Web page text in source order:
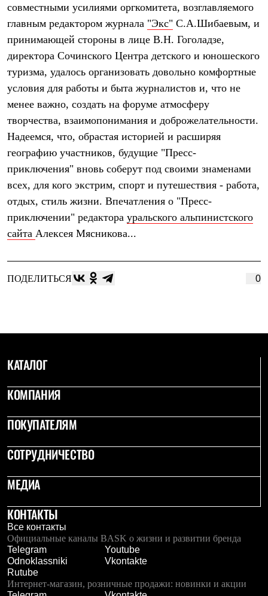
Куртки
Лёгкая одежда
Футболки
Брюки
Софтшелл одежда
Куртки
Флисовая одежда
Куртки
Брюки
Жилеты
Комбинезоны
Термобелье
Комплект термобелья
Снаряжение
Палатки и тенты
Палатки
Аксессуары для палаток
Рюкзаки
Городские
С синтетическим утеплителем
Сумки и баулы
Баулы
Сумки
Гермомешки
Полезные аксессуары
Книги
Коврики
Обувь
Сапоги
Ботинки
Мужская обувь
Ботинки
Кроссовки
Сапоги
Гамаши и бахилы
Гамаши
Бахилы
Тапочки и чуни
совместными усилиями оргкомитета, возглавляемого
главным редактором журнала "Экс" С.А.Шибаевым, и
принимающей стороны в лице В.Н. Гоголадзе,
директора Сочинского Центра детского и юношеского
туризма, удалось организовать довольно комфортные
условия для работы и быта журналистов и, что не
менее важно, создать на форуме атмосферу
творчества, взаимопонимания и доброжелательности.
Надеемся, что, обрастая историей и расширяя
географию участников, будущие "Пресс-
приключения" вновь соберут под своими знаменами
всех, для кого экстрим, спорт и путешествия - работа,
отдых, стиль жизни. Впечатления о "Пресс-
приключении" редактора уральского альпинистского
сайта Алексея Мясникова...
ПОДЕЛИТЬСЯ 0
КАТАЛОГ
КОМПАНИЯ
ПОКУПАТЕЛЯМ
СОТРУДНИЧЕСТВО
МЕДИА
КОНТАКТЫ
Все контакты
Официальные каналы BASK о жизни и развитии бренда
Telegram
Youtube
Odnoklassniki
Vkontakte
Rutube
Интернет-магазин, розничные продажи: новинки и акции